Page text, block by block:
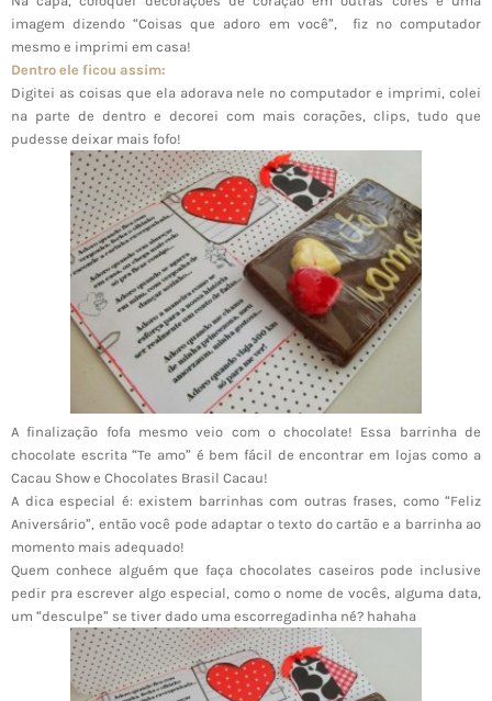
imagem dizendo “Coisas que adoro em você”, fiz no computador
mesmo e imprimi em casa!
Dentro ele ficou assim:
Digitei as coisas que ela adorava nele no computador e imprimi, colei
na parte de dentro e decorei com mais corações, clips, tudo que
pudesse deixar mais fofo!
A finalização fofa mesmo veio com o chocolate! Essa barrinha de
chocolate escrita “Te amo” é bem fácil de encontrar em lojas como a
Cacau Show e Chocolates Brasil Cacau!
A dica especial é: existem barrinhas com outras frases, como “Feliz
Aniversário”, então você pode adaptar o texto do cartão e a barrinha ao
momento mais adequado!
Quem conhece alguém que faça chocolates caseiros pode inclusive
pedir pra escrever algo especial, como o nome de vocês, alguma data,
um “desculpe” se tiver dado uma escorregadinha né? hahaha